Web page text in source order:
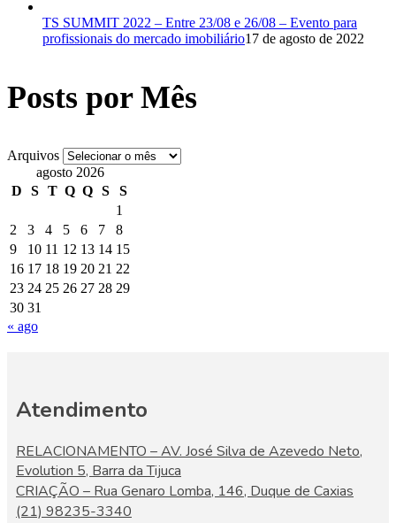
TS SUMMIT 2022 – Entre 23/08 e 26/08 – Evento para
profissionais do mercado imobiliário17 de agosto de 2022
Posts por Mês
Arquivos
agosto 2026
D
S T Q Q S
S
1
2
3 4 5 6 7
8
9
10 11 12 13 14 15
16 17 18 19 20 21 22
23 24 25 26 27 28 29
30 31
« ago
Atendimento
RELACIONAMENTO – AV. José Silva de Azevedo Neto,
Evolution 5, Barra da Tijuca
CRIAÇÃO – Rua Genaro Lomba, 146, Duque de Caxias
(21) 98235-3340